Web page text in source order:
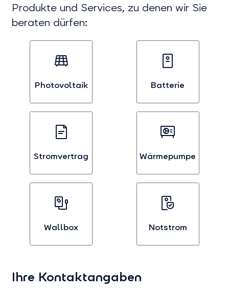
Produkte und Services, zu denen wir Sie
beraten dürfen:
Photovoltaik
an
auswählen
Batterie
an
auswählen
Stromvertrag
an
auswählen
Wärmepumpe
an
auswählen
Wallbox
an
Notstrom
Ihre Kontaktangaben